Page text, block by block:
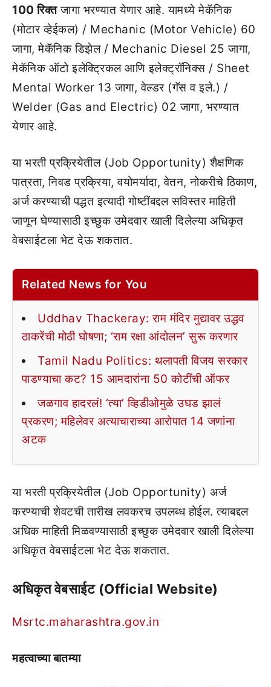
100 रिक्तजागा भरण्यात येणार आहे. यामध्ये मेकॅनिक
(मोटार व्हेईकल) / Mechanic (Motor Vehicle) 60
जागा, मेकॅनिक डिझेल / Mechanic Diesel 25 जागा,
मेकॅनिक ऑटो इलेक्ट्रिकल आणि इलेक्ट्रॉनिक्स / Sheet
Mental Worker 13 जागा, वेल्डर (गॅस व इले.) /
Welder (Gas and Electric) 02 जागा, भरण्यात
येणार आहे.
या भरती प्रक्रियेतील (Job Opportunity) शैक्षणिक
पात्रता, निवड प्रक्रिया, वयोमर्यादा, वेतन, नोकरीचे ठिकाण,
अर्ज करण्याची पद्धत इत्यादी गोष्टींबद्दल सविस्तर माहिती
जाणून घेण्यासाठी इच्छुक उमेदवार खाली दिलेल्या अधिकृत
वेबसाईटला भेट देऊ शकतात.
Related News for You
Uddhav Thackeray: राम मंदिर मुद्यावर उद्धव
ठाकरेंची मोठी घोषणा; ‘राम रक्षा आंदोलन’ सुरू करणार
Tamil Nadu Politics: थलापती विजय सरकार
पाडण्याचा कट? 15 आमदारांना 50 कोटींची ऑफर
जळगाव हादरलं! ‘त्या’ व्हिडीओमुळे उघड झालं
प्रकरण; महिलेवर अत्याचाराच्या आरोपात 14 जणांना
अटक
या भरती प्रक्रियेतील (Job Opportunity) अर्ज
करण्याची शेवटची तारीख लवकरच उपलब्ध होईल. त्याबद्दल
अधिक माहिती मिळवण्यासाठी इच्छुक उमेदवार खाली दिलेल्या
अधिकृत वेबसाईटला भेट देऊ शकतात.
अधिकृत वेबसाईट (Official Website)
Msrtc.maharashtra.gov.in
महत्वाच्या बातम्या